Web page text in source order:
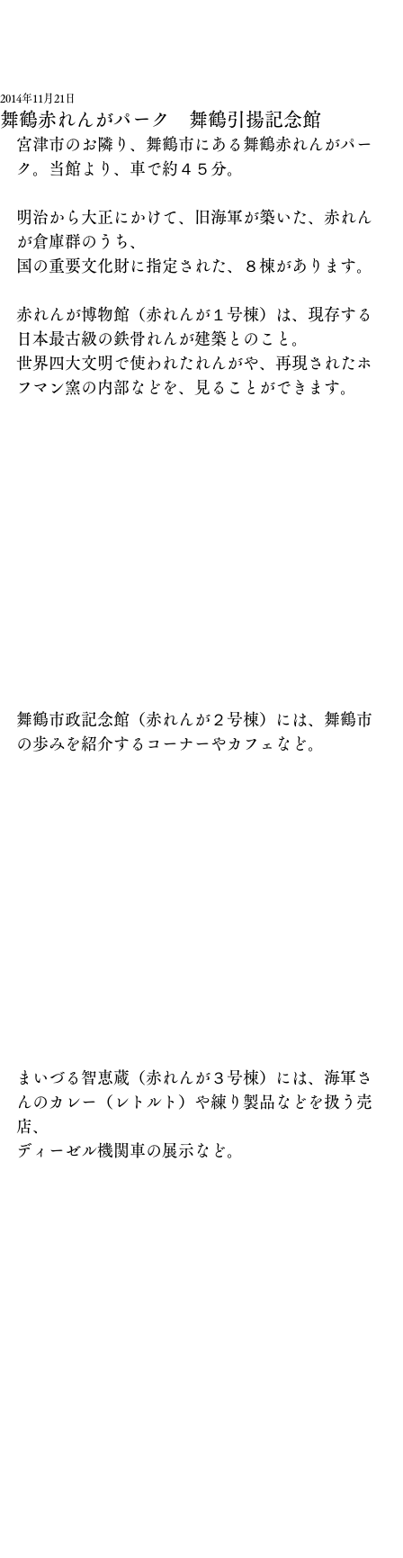
舞鶴赤れんがパーク 舞鶴引揚記念館
2014年11月21日
宮津市のお隣り、舞鶴市にある舞鶴赤れんがパー
ク。当館より、車で約４５分。
明治から大正にかけて、旧海軍が築いた、赤れん
が倉庫群のうち、
国の重要文化財に指定された、８棟があります。
赤れんが博物館（赤れんが１号棟）は、現存する
日本最古級の鉄骨れんが建築とのこと。
世界四大文明で使われたれんがや、再現されたホ
フマン窯の内部などを、見ることができます。
舞鶴市政記念館（赤れんが２号棟）には、舞鶴市
の歩みを紹介するコーナーやカフェなど。
まいづる智恵蔵（赤れんが３号棟）には、海軍さ
んのカレー（レトルト）や練り製品などを扱う売
店、
ディーゼル機関車の展示など。